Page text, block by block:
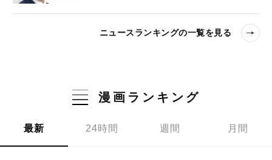
ニュースランキングの一覧を見る
漫画ランキング
最新 24時間 週間 月間